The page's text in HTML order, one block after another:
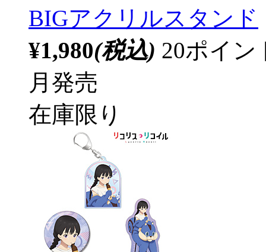
BIGアクリルスタンド
¥1,980(税込) 20ポイ
月発売
在庫限り